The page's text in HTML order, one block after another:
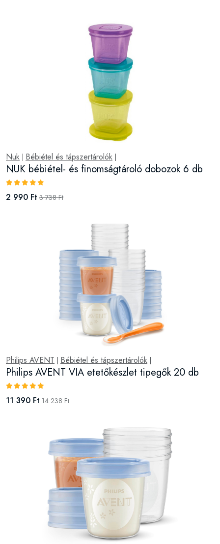
Nuk Bébiétel és tápszertárolók
NUK bébiétel- és finomságtároló dobozok 6 db
2 990 Ft 3 738 Ft
Philips AVENT Bébiétel és tápszertárolók
Philips AVENT VIA etetőkészlet tipegők 20 db
11 390 Ft 14 238 Ft